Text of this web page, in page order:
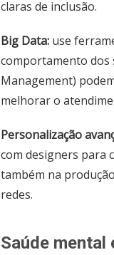
claras de inclusão.
Big Data:use
comportamento dos
Management)
melhorar o
Personalização
com designers para
também na
redes.
Saúde mental